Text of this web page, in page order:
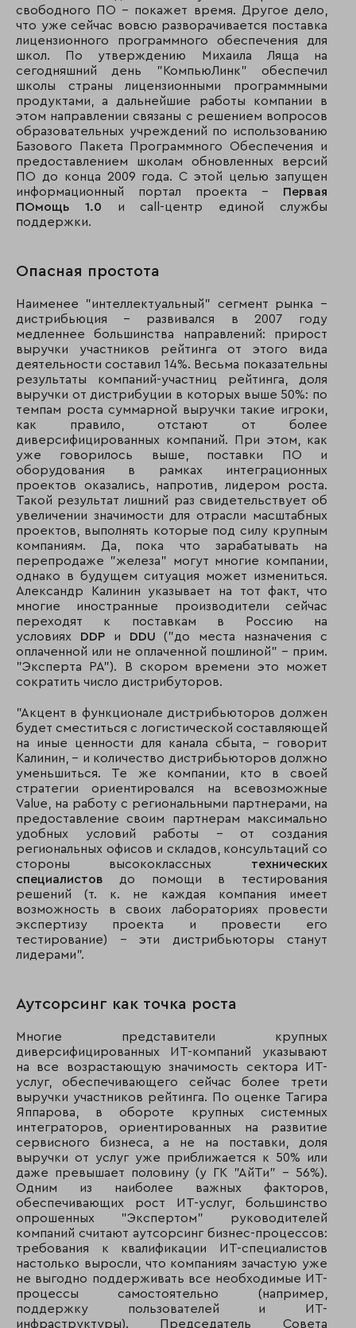
свободного ПО - покажет время. Другое дело,
что уже сейчас вовсю разворачивается поставка
лицензионного программного обеспечения для
школ. По утверждению Михаила Ляща на
сегодняшний день "КомпьюЛинк" обеспечил
школы страны лицензионными программными
продуктами, а дальнейшие работы компании в
этом направлении связаны с решением вопросов
образовательных учреждений по использованию
Базового Пакета Программного Обеспечения и
предоставлением школам обновленных версий
ПО до конца 2009 года. С этой целью запущен
информационный портал проекта – Первая
ПОмощь 1.0 и call-центр единой службы
поддержки.
Опасная простота
Наименее "интеллектуальный" сегмент рынка –
дистрибьюция - развивался в 2007 году
медленнее большинства направлений: прирост
выручки участников рейтинга от этого вида
деятельности составил 14%. Весьма показательны
результаты компаний-участниц рейтинга, доля
выручки от дистрибуции в которых выше 50%: по
темпам роста суммарной выручки такие игроки,
как правило, отстают от более
диверсифицированных компаний. При этом, как
уже говорилось выше, поставки ПО и
оборудования в рамках интеграционных
проектов оказались, напротив, лидером роста.
Такой результат лишний раз свидетельствует об
увеличении значимости для отрасли масштабных
проектов, выполнять которые под силу крупным
компаниям. Да, пока что зарабатывать на
перепродаже "железа" могут многие компании,
однако в будущем ситуация может измениться.
Александр Калинин указывает на тот факт, что
многие иностранные производители сейчас
переходят к поставкам в Россию на
условиях DDPи DDU ("до места назначения с
оплаченной или не оплаченной пошлиной" – прим.
"Эксперта РА"). В скором времени это может
сократить число дистрибуторов.
"Акцент в функционале дистрибьюторов должен
будет сместиться с логистической составляющей
на иные ценности для канала сбыта, - говорит
Калинин, – и количество дистрибьюторов должно
уменьшиться. Те же компании, кто в своей
стратегии ориентировался на всевозможные
Value, на работу с региональными партнерами, на
предоставление своим партнерам максимально
удобных условий работы – от создания
региональных офисов и складов, консультаций со
стороны высококлассных технических
специалистов до помощи в тестирования
решений (т. к. не каждая компания имеет
возможность в своих лабораториях провести
экспертизу проекта и провести его
тестирование) - эти дистрибьюторы станут
лидерами".
Аутсорсинг как точка роста
Многие представители крупных
диверсифицированных ИТ-компаний указывают
на все возрастающую значимость сектора ИТ-
услуг, обеспечивающего сейчас более трети
выручки участников рейтинга. По оценке Тагира
Яппарова, в обороте крупных системных
интеграторов, ориентированных на развитие
сервисного бизнеса, а не на поставки, доля
выручки от услуг уже приближается к 50% или
даже превышает половину (у ГК "АйТи" – 56%).
Одним из наиболее важных факторов,
обеспечивающих рост ИТ-услуг, большинство
опрошенных "Экспертом" руководителей
компаний считают аутсорсинг бизнес-процессов:
требования к квалификации ИТ-специалистов
настолько выросли, что компаниям зачастую уже
не выгодно поддерживать все необходимые ИТ-
процессы самостоятельно (например,
поддержку пользователей и ИТ-
инфраструктуры). Председатель Совета